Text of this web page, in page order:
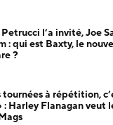
l’a invité, Joe
: qui est Baxty, le
?
tournées à répétition,
: Harley Flanagan veut